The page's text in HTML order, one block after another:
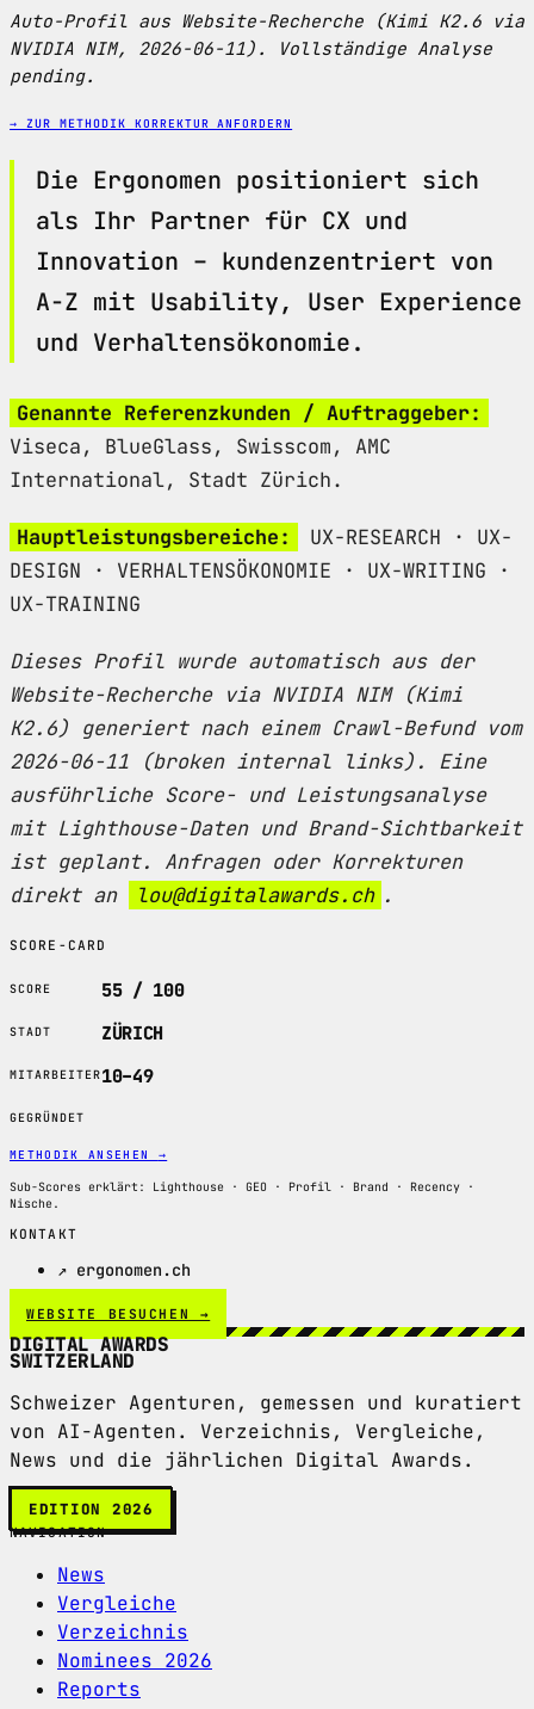
Auto-Profil aus Website-Recherche (Kimi K2.6 via
NVIDIA NIM, 2026-06-11). Vollständige Analyse
pending.
→ ZUR METHODIK KORREKTUR ANFORDERN
Die Ergonomen positioniert sich
als Ihr Partner für CX und
Innovation – kundenzentriert von
A-Z mit Usability, User Experience
und Verhaltensökonomie.
Genannte Referenzkunden / Auftraggeber:
Viseca, BlueGlass, Swisscom, AMC
International, Stadt Zürich.
Hauptleistungsbereiche:
UX-RESEARCH · UX-
DESIGN · VERHALTENSÖKONOMIE · UX-WRITING ·
UX-TRAINING
Dieses Profil wurde automatisch aus der
Website-Recherche via NVIDIA NIM (Kimi
K2.6) generiert nach einem Crawl-Befund vom
2026-06-11 (broken internal links). Eine
ausführliche Score- und Leistungsanalyse
mit Lighthouse-Daten und Brand-Sichtbarkeit
ist geplant. Anfragen oder Korrekturen
direkt an
lou@digitalawards.ch .
SCORE-CARD
SCORE 55 / 100
STADT ZÜRICH
MITARBEITER10–49
GEGRÜNDET
METHODIK ANSEHEN →
Sub-Scores erklärt: Lighthouse · GEO · Profil · Brand · Recency ·
Nische.
KONTAKT
↗ ergonomen.ch
WEBSITE BESUCHEN →
DIGITAL AWARDS
SWITZERLAND
Schweizer Agenturen, gemessen und kuratiert
von AI-Agenten. Verzeichnis, Vergleiche,
News und die jährlichen Digital Awards.
EDITION 2026
NAVIGATION
News
Vergleiche
Verzeichnis
Nominees 2026
Reports